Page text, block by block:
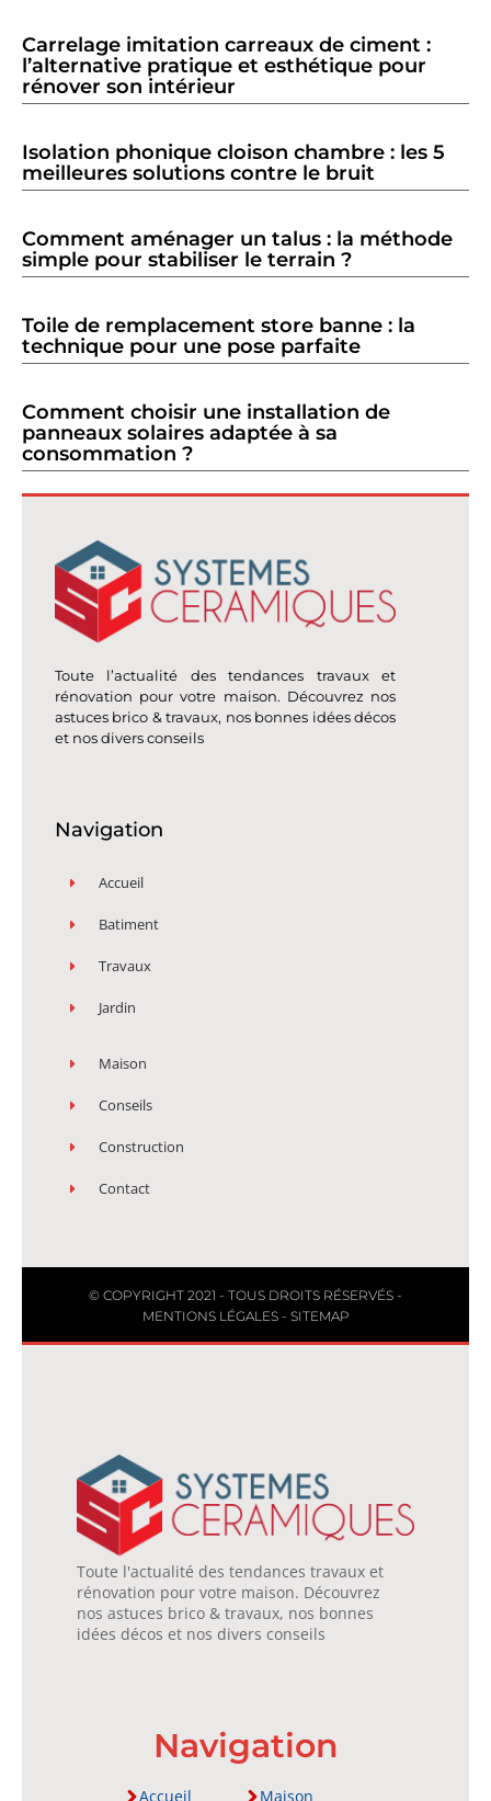
Carrelage imitation carreaux de ciment :
l’alternative pratique et esthétique pour
rénover son intérieur
Isolation phonique cloison chambre : les 5
meilleures solutions contre le bruit
Comment aménager un talus : la méthode
simple pour stabiliser le terrain ?
Toile de remplacement store banne : la
technique pour une pose parfaite
Comment choisir une installation de
panneaux solaires adaptée à sa
consommation ?
Toute l’actualité des tendances travaux et
rénovation pour votre maison. Découvrez nos
astuces brico & travaux, nos bonnes idées décos
et nos divers conseils
Navigation
Accueil
Batiment
Travaux
Jardin
Maison
Conseils
Construction
Contact
© COPYRIGHT 2021 - TOUS DROITS RÉSERVÉS -
MENTIONS LÉGALES- SITEMAP
Toute l'actualité des tendances travaux et
rénovation pour votre maison. Découvrez
nos astuces brico & travaux, nos bonnes
idées décos et nos divers conseils
Navigation
Accueil Maison